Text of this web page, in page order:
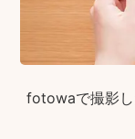
fotowaで撮影し